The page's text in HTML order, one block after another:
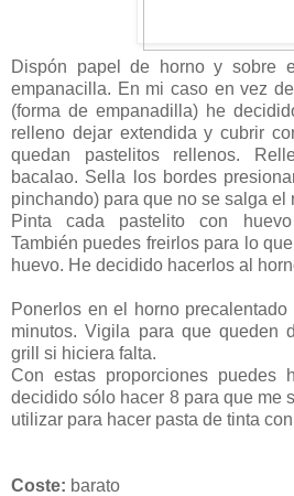
Dispón papel de horno y sobre
empanacilla. En mi caso en vez
(forma de empanadilla) he
relleno dejar extendida y cubrir
quedan pastelitos rellenos.
bacalao. Sella los bordes
pinchando) para que no se salga el
Pinta cada pastelito con
También puedes freirlos para lo
huevo. He decidido hacerlos al
Ponerlos en el horno
minutos. Vigila para que queden
grill si hiciera falta.
Con estas proporciones puedes
decidido sólo hacer 8 para que me
utilizar para hacer pasta de tinta
Coste: barato